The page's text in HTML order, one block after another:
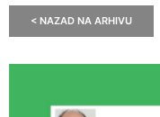
< NAZAD NA ARHIVU